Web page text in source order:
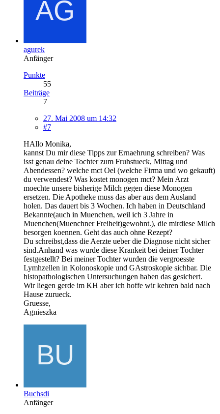
agurek
Anfänger
Punkte
55
Beiträge
7
27. Mai 2008 um 14:32
#7
HAllo Monika,
kannst Du mir diese Tipps zur Ernaehrung schreiben? Was
isst genau deine Tochter zum Fruhstueck, Mittag und
Abendessen? welche mct Oel (welche Firma und wo gekauft)
du verwendest? Was kostet monogen mct? Mein Arzt
moechte unsere bisherige Milch gegen diese Monogen
ersetzen. Die Apotheke muss das aber aus dem Ausland
holen. Das dauert bis 3 Wochen. Ich haben in Deutschland
Bekannte(auch in Muenchen, weil ich 3 Jahre in
Muenchen(Muenchner Freiheit)gewohnt.), die mirdiese Milch
besorgen koennen. Geht das auch ohne Rezept?
Du schreibst,dass die Aerzte ueber die Diagnose nicht sicher
sind.Anhand was wurde diese Krankeit bei deiner Tochter
festgestellt? Bei meiner Tochter wurden die vergroesste
Lymhzellen in Kolonoskopie und GAstroskopie sichbar. Die
histopathologischen Untersuchungen haben das gesichert.
Wir liegen gerde im KH aber ich hoffe wir kehren bald nach
Hause zurueck.
Gruesse,
Agnieszka
Buchsdi
Anfänger